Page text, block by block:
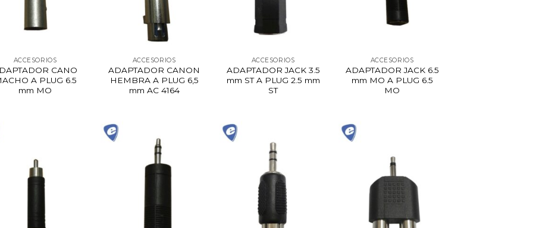
ACCESORIOS
CANO
A PLUG 6.5
mm MO
ACCESORIOS
ADAPTADOR CANON
HEMBRA A PLUG 6,5
mm AC 4164
ACCESORIOS
ADAPTADOR JACK 3.5
mm ST A PLUG 2.5 mm
ST
ACCESORIOS
ADAPTADOR JACK 6.5
mm MO A PLUG 6.5
MO